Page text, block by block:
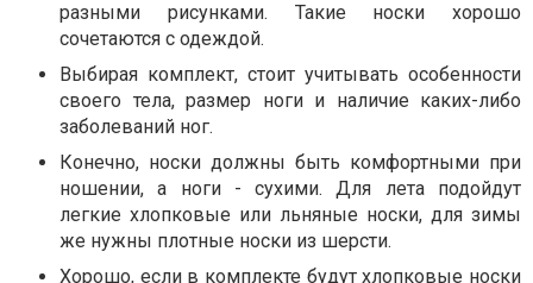
разными рисунками. Такие носки хорошо
сочетаются с одеждой.
Выбирая комплект, стоит учитывать особенности
своего тела, размер ноги и наличие каких-либо
заболеваний ног.
Конечно, носки должны быть комфортными при
ношении, а ноги - сухими. Для лета подойдут
легкие хлопковые или льняные носки, для зимы
же нужны плотные носки из шерсти.
Хорошо, если в комплекте будут хлопковые носки